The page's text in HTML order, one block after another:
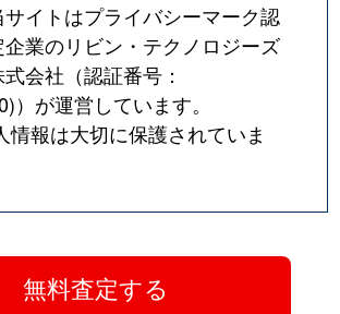
サイトはプライバシーマーク認
企業のリビン・テクノロジーズ
会社（認証番号：
）が運営しています。
情報は大切に保護されていま